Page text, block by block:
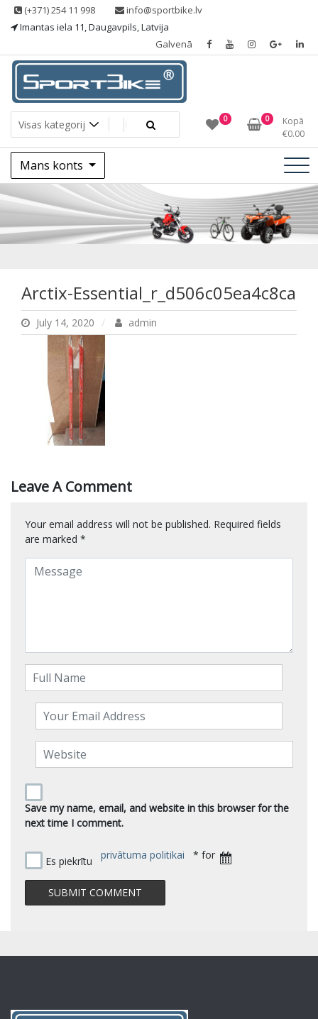
Skip (+371) 254 11 998
info@sportbike.lv
Imantas iela 11, Daugavpils, Latvija
Galvenā
Sportbike
Sporting goods 0 0
Kopā
€0.00
Mans konts
Arctix-
Arctix-Essential_r_d506c05ea4c8ca
July 14, 2020 admin
Leave A Comment
Your email address will not be published. Required fields
are marked *
Save my name, email, and website in this browser for the
next time I comment.
Es piekrītu privātuma politikai * for